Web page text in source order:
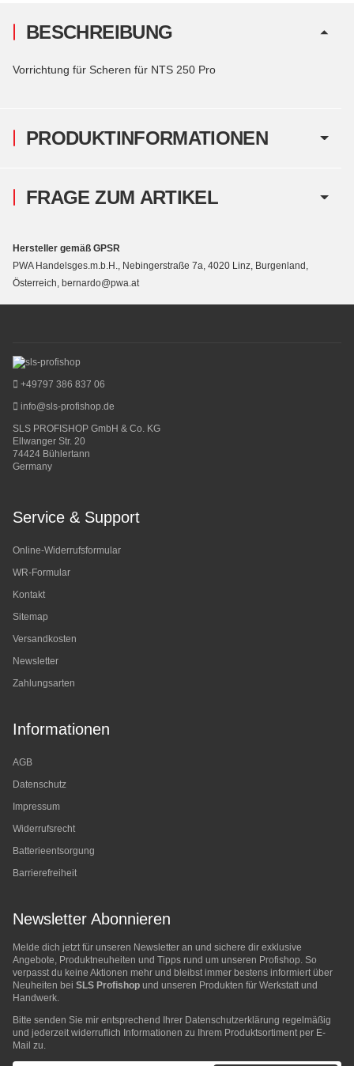
PRODUKTINFORMATIONEN
BESCHREIBUNG
Vorrichtung für Scheren für NTS 250 Pro
FRAGE ZUM ARTIKEL
Hersteller gemäß GPSR
PWA Handelsges.m.b.H., Nebingerstraße 7a, 4020 Linz, Burgenland,
Österreich, bernardo@pwa.at
+49797 386 837 06
info@sls-profishop.de
SLS PROFISHOP GmbH & Co. KG
Ellwanger Str. 20
74424 Bühlertann
Germany
Service & Support
Online-Widerrufsformular
WR-Formular
Kontakt
Sitemap
Versandkosten
Newsletter
Zahlungsarten
Informationen
AGB
Datenschutz
Impressum
Widerrufsrecht
Batterieentsorgung
Barrierefreiheit
Newsletter Abonnieren
Melde dich jetzt für unseren Newsletter an und sichere dir exklusive
Angebote, Produktneuheiten und Tipps rund um unseren Profishop. So
verpasst du keine Aktionen mehr und bleibst immer bestens informiert über
Neuheiten bei SLS Profishop und unseren Produkten für Werkstatt und
Handwerk.
Bitte senden Sie mir entsprechend Ihrer Datenschutzerklärung regelmäßig
und jederzeit widerruflich Informationen zu Ihrem Produktsortiment per E-
Mail zu.